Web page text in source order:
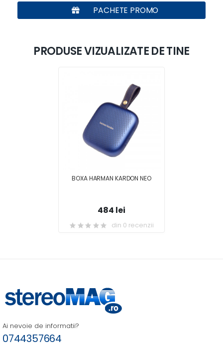
PACHETE PROMO
PRODUSE VIZUALIZATE DE TINE
BOXA HARMAN KARDON NEO
484 lei
din 0 recenzii
Ai nevoie de informatii?
0744357664